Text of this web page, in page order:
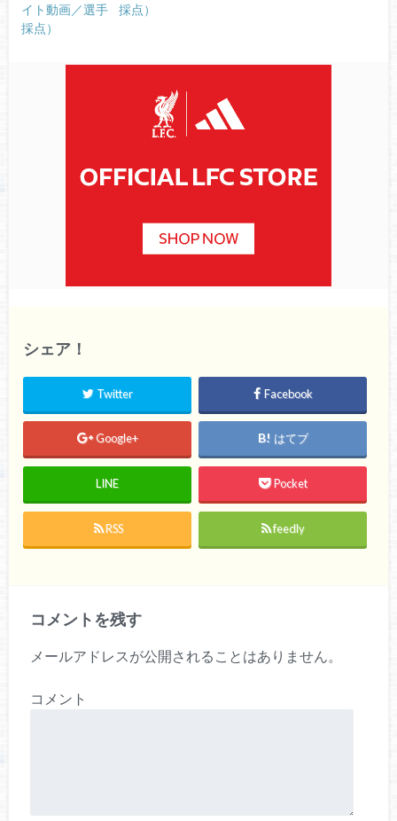
イト動画／選手
採点）
採点）
シェア！
Twitter Facebook
Google+ はてブ
LINE Pocket
RSS feedly
コメントを残す
メールアドレスが公開されることはありません。
コメント